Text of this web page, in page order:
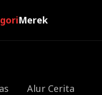
Merek
Alur Cerita